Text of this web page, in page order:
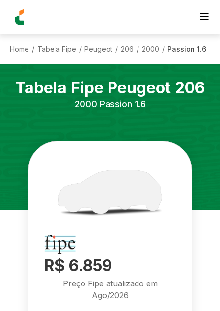
Home / Tabela Fipe / Peugeot / 206 / 2000 / Passion 1.6
Tabela Fipe Peugeot 206
2000 Passion 1.6
R$ 6.859
Preço Fipe atualizado em
Ago/2026